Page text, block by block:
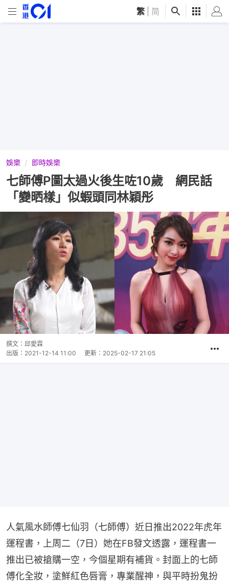
繁 简
娛樂 即時娛樂
七師傅P圖太過火後生咗10歲 網民話
「變晒樣」似蝦頭同林穎彤
撰文： 邱愛霖
出版： 2021-12-14 11:00 更新： 2025-02-17 21:05
人氣風水師傅七仙羽（七師傅）近日推出2022年虎年
運程書，上周二（7日）她在FB發文透露，運程書一
推出已被搶購一空，今個星期有補貨。封面上的七師
傅化全妝，塗鮮紅色唇膏，專業醒神，與平時扮鬼扮